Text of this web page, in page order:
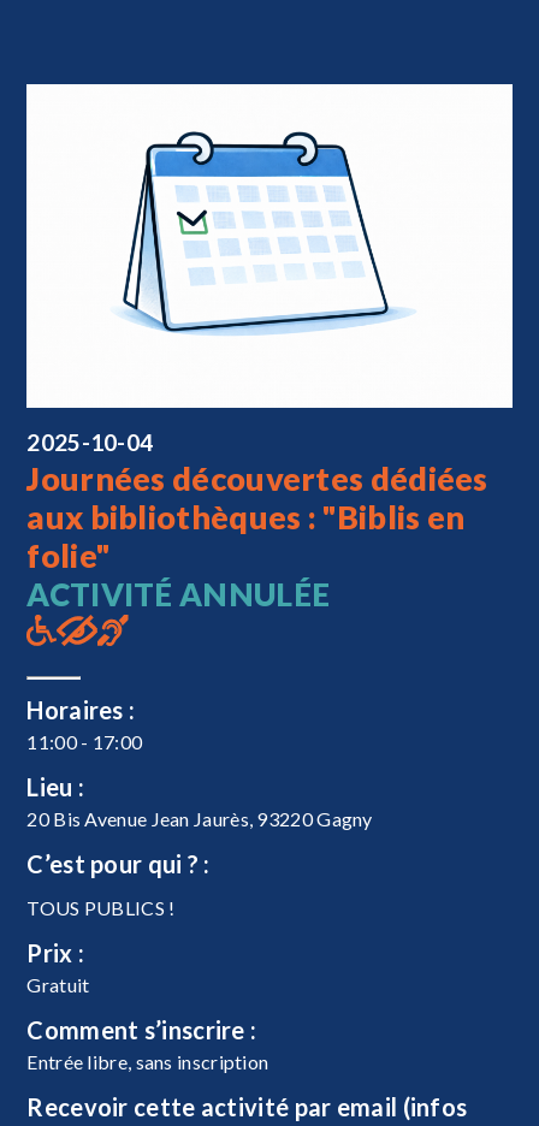
2025-10-04
Journées découvertes dédiées
aux bibliothèques : "Biblis en
folie"
ACTIVITÉ ANNULÉE
Horaires :
11:00 - 17:00
Lieu :
20 Bis Avenue Jean Jaurès, 93220 Gagny
C’est pour qui ? :
TOUS PUBLICS !
Prix :
Gratuit
Comment s’inscrire :
Entrée libre, sans inscription
Recevoir cette activité par email (infos